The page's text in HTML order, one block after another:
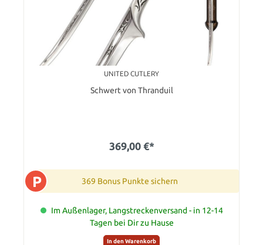
UNITED CUTLERY
Schwert von Thranduil
369,00 €*
P 369 Bonus Punkte sichern
Im Außenlager, Langstreckenversand - in 12-14
Tagen bei Dir zu Hause
In den Warenkorb